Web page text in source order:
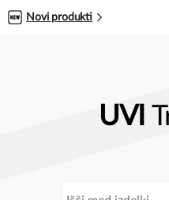
Novi produkti
UVI